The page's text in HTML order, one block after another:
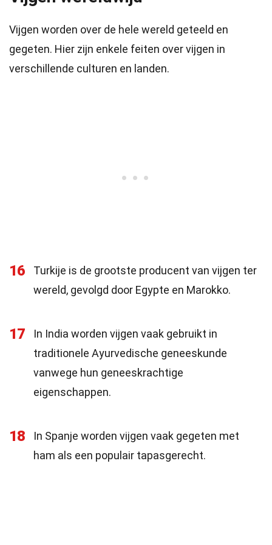
Vijgen worden over de hele wereld geteeld en
gegeten. Hier zijn enkele feiten over vijgen in
verschillende culturen en landen.
16
Turkije is de grootste producent van vijgen ter
wereld, gevolgd door Egypte en Marokko.
17
In India worden vijgen vaak gebruikt in
traditionele Ayurvedische geneeskunde
vanwege hun geneeskrachtige
eigenschappen.
18
In Spanje worden vijgen vaak gegeten met
ham als een populair tapasgerecht.